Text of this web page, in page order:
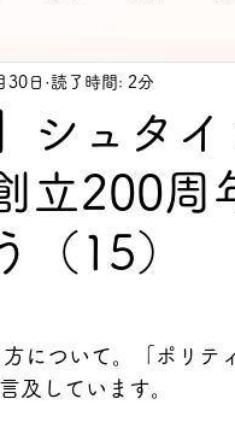
シュタ
立200周
（15）
30日 読了時間: 2分
について。「ポリテ
及しています。